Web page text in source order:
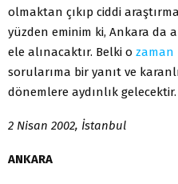
olmaktan çıkıp ciddi
yüzden eminim ki, Ankara da
ele alınacaktır. Belki o zaman
sorularıma bir yanıt ve
dönemlere aydınlık gelecektir.
2 Nisan 2002, İstanbul
ANKARA